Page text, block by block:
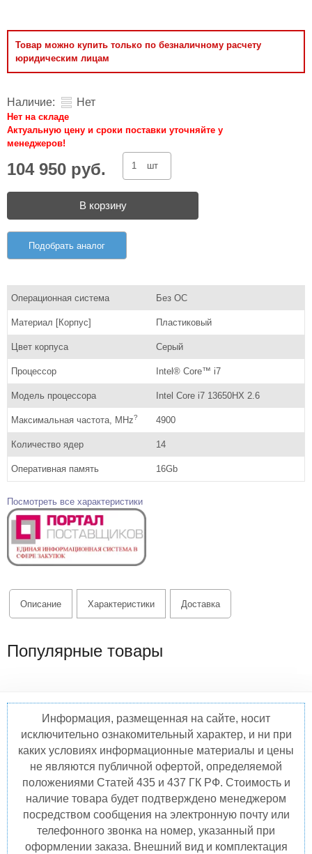
Товар можно купить только по безналичному расчету
юридическим лицам
Наличие: Нет
Нет на складе
Актуальную цену и сроки поставки уточняйте у
менеджеров!
104 950 руб. шт
В корзину
Подобрать аналог
Операционная система Без ОС
Материал [Корпус] Пластиковый
Цвет корпуса Серый
Процессор Intel® Core™ i7
Модель процессора Intel Core i7 13650HX 2.6
Максимальная частота, MHz? 4900
Количество ядер 14
Оперативная память 16Gb
Посмотреть все характеристики
Описание Характеристики Доставка
Популярные товары
Информация, размещенная на сайте, носит
исключительно ознакомительный характер, и ни при
каких условиях информационные материалы и цены
не являются публичной офертой, определяемой
положениями Статей 435 и 437 ГК РФ. Стоимость и
наличие товара будет подтверждено менеджером
посредством сообщения на электронную почту или
телефонного звонка на номер, указанный при
оформлении заказа. Внешний вид и комплектация